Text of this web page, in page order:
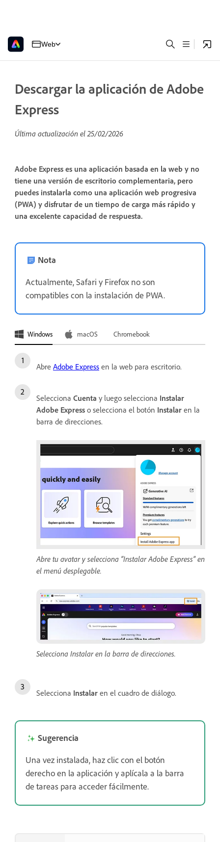
Web
Descargar la aplicación de Adobe
Express
Última actualización el25/02/2026
Adobe Express es una aplicación basada en la web y no
tiene una versión de escritorio complementaria, pero
puedes instalarla como una aplicación web progresiva
(PWA) y disfrutar de un tiempo de carga más rápido y
una excelente capacidad de respuesta.
Nota
Actualmente, Safari y Firefox no son
compatibles con la instalación de PWA.
Windows macOS Chromebook
Abre Adobe Express en la web para escritorio.
Selecciona Cuenta y luego selecciona Instalar
Adobe Express o selecciona el botón Instalar en la
barra de direcciones.
Abre tu avatar y selecciona “Instalar Adobe Express” en
el menú desplegable.
Selecciona Instalar en la barra de direcciones.
Selecciona Instalar en el cuadro de diálogo.
Sugerencia
Una vez instalada, haz clic con el botón
derecho en la aplicación y aplícala a la barra
de tareas para acceder fácilmente.